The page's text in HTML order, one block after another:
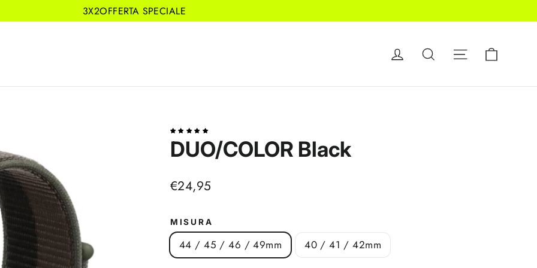
3X2OFFERTA SPECIALE
Accedi Cerca Navigazione
DUO/COLOR Black
Prezzo
listino
€24,95
MISURA
44 / 45 / 46 / 49mm 40 / 41 / 42mm